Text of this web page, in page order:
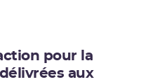
pour la
aux